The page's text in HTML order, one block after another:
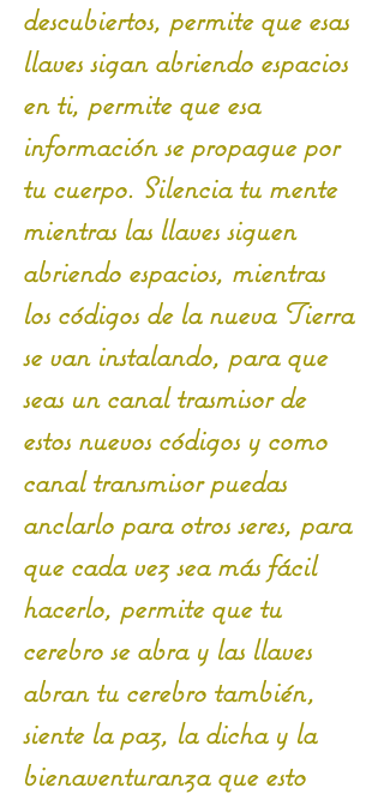
descubiertos, permite que esas
llaves sigan abriendo espacios
en ti, permite que esa
información se propague por
tu cuerpo. Silencia tu mente
mientras las llaves siguen
abriendo espacios, mientras
los códigos de la nueva Tierra
se van instalando, para que
seas un canal trasmisor de
estos nuevos códigos y como
canal transmisor puedas
anclarlo para otros seres, para
que cada vez sea más fácil
hacerlo, permite que tu
cerebro se abra y las llaves
abran tu cerebro también,
siente la paz, la dicha y la
bienaventuranza que esto